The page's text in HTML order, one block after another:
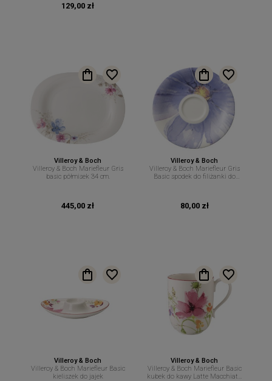
129,00 zł
Villeroy & Boch
Villeroy & Boch Mariefleur Gris
basic półmisek 34 cm.
445,00 zł
Villeroy & Boch
Villeroy & Boch Mariefleur Gris
Basic spodek do filiżanki do
80,00 zł
Villeroy & Boch
Villeroy & Boch Mariefleur Basic
kieliszek do jajek
Villeroy & Boch
Villeroy & Boch Mariefleur Basic
kubek do kawy Latte Macchiato